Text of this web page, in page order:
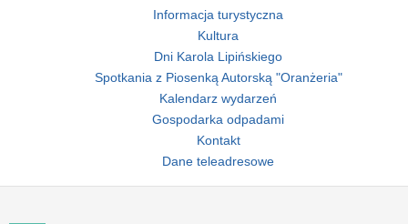
Informacja turystyczna
Kultura
Dni Karola Lipińskiego
Spotkania z Piosenką Autorską "Oranżeria"
Kalendarz wydarzeń
Gospodarka odpadami
Kontakt
Dane teleadresowe